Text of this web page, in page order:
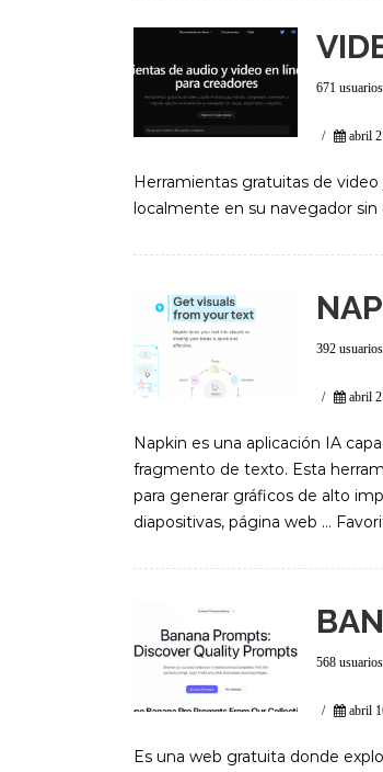
671
/ abril
Herramientas gratuitas de
localmente en su navegador
392
/ abril
Napkin es una aplicación IA
fragmento de texto. Esta
para generar gráficos de alto
diapositivas, página web …
568
/ abril
Es una web gratuita donde